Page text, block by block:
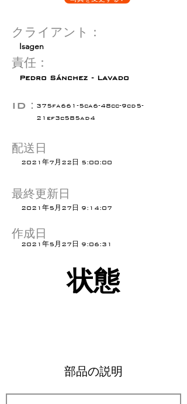
Isagen
クライアント：
責任：
Pedro Sánchez - Lavado
375fa661-5ca6-48cc-9cd5-
21ef3c585ad4
ID：
配送日
2021年7月22日 5:00:00
最終更新日
2021年5月27日 9:14:07
2021年5月27日 9:06:31
作成日
状態
部品の説明